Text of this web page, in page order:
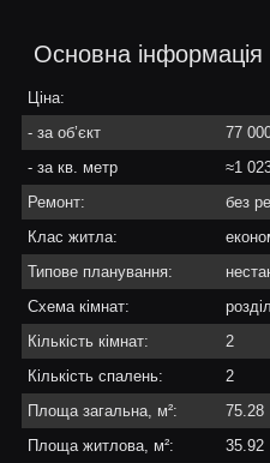
Основна інформація
Ціна:
- за об’єкт
77
- за кв. метр
≈1
Ремонт:
без
Клас житла:
Типове планування:
Схема кімнат:
Кількість кімнат:
2
Кількість спалень:
2
Площа загальна, м²:
75.28
Площа житлова, м²:
35.92